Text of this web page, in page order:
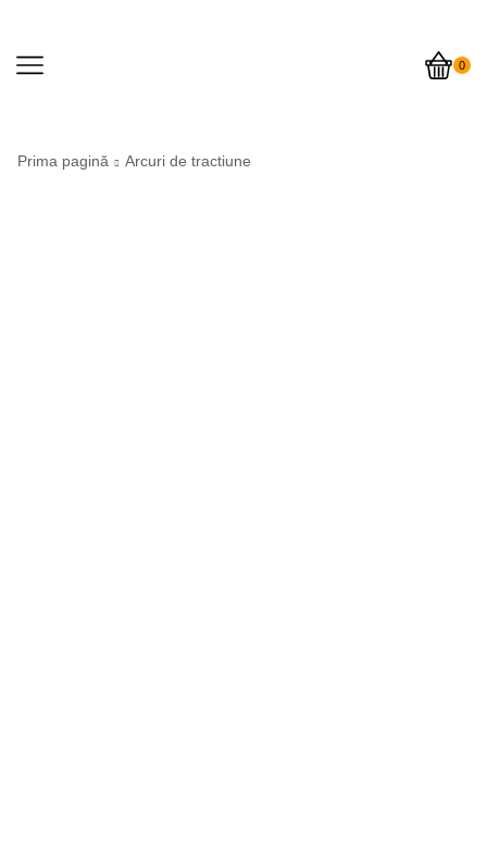
0
Prima pagină Arcuri de tractiune